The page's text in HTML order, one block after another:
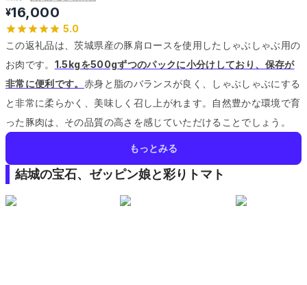
¥16,000
5.0
この返礼品は、茨城県産の豚肩ロースを使用したしゃぶしゃぶ用の
お肉です。 1.5kgを500gずつのパックに小分けしており、保存が
非常に便利です。 赤身と脂のバランスが良く、しゃぶしゃぶにする
と非常に柔らかく、美味しく召し上がれます。 自然豊かな環境で育
った豚肉は、その品質の高さを感じていただけることでしょう。
もっとみる
結城の宝石、ゼッピン娘と彩りトマト